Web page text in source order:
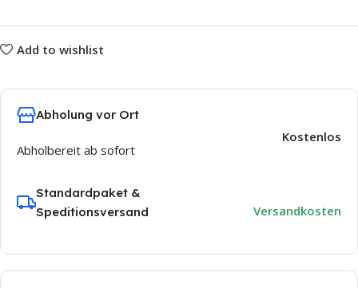
Add to wishlist
Abholung vor Ort
Abholbereit ab sofort
Kostenlos
Standardpaket &
Speditionsversand
Versandkosten